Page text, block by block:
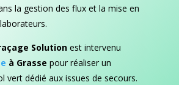
la gestion des flux et la mise en
Solution est intervenu
à Grasse pour réaliser un
vert dédié aux issues de secours.